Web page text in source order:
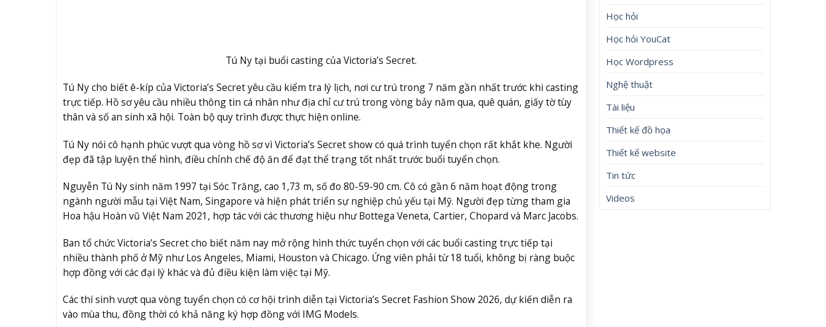
Tú Ny tại buổi casting của Victoria’s Secret.
Tú Ny cho biết ê-kíp của Victoria’s Secret yêu cầu kiểm tra lý lịch, nơi cư trú trong 7 năm gần nhất trước khi casting
trực tiếp. Hồ sơ yêu cầu nhiều thông tin cá nhân như địa chỉ cư trú trong vòng bảy năm qua, quê quán, giấy tờ tùy
thân và số an sinh xã hội. Toàn bộ quy trình được thực hiện online.
Tú Ny nói cô hạnh phúc vượt qua vòng hồ sơ vì Victoria’s Secret show có quá trình tuyển chọn rất khắt khe. Người
đẹp đã tập luyện thể hình, điều chỉnh chế độ ăn để đạt thể trạng tốt nhất trước buổi tuyển chọn.
Nguyễn Tú Ny sinh năm 1997 tại Sóc Trăng, cao 1,73 m, số đo 80-59-90 cm. Cô có gần 6 năm hoạt động trong
ngành người mẫu tại Việt Nam, Singapore và hiện phát triển sự nghiệp chủ yếu tại Mỹ. Người đẹp từng tham gia
Hoa hậu Hoàn vũ Việt Nam 2021, hợp tác với các thương hiệu như Bottega Veneta, Cartier, Chopard và Marc Jacobs.
Ban tổ chức Victoria’s Secret cho biết năm nay mở rộng hình thức tuyển chọn với các buổi casting trực tiếp tại
nhiều thành phố ở Mỹ như Los Angeles, Miami, Houston và Chicago. Ứng viên phải từ 18 tuổi, không bị ràng buộc
hợp đồng với các đại lý khác và đủ điều kiện làm việc tại Mỹ.
Các thí sinh vượt qua vòng tuyển chọn có cơ hội trình diễn tại Victoria’s Secret Fashion Show 2026, dự kiến diễn ra
vào mùa thu, đồng thời có khả năng ký hợp đồng với IMG Models.
Học hỏi
Học hỏi YouCat
Học Wordpress
Nghệ thuật
Tài liệu
Thiết kế đồ họa
Thiết kế website
Tin tức
Videos